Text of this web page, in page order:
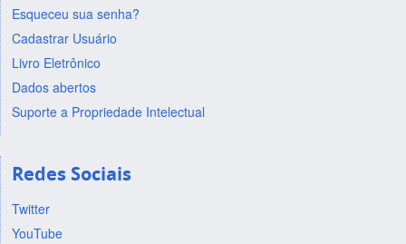
Esqueceu sua senha?
Cadastrar Usuário
Livro Eletrônico
Dados abertos
Suporte a Propriedade Intelectual
Redes Sociais
Twitter
YouTube